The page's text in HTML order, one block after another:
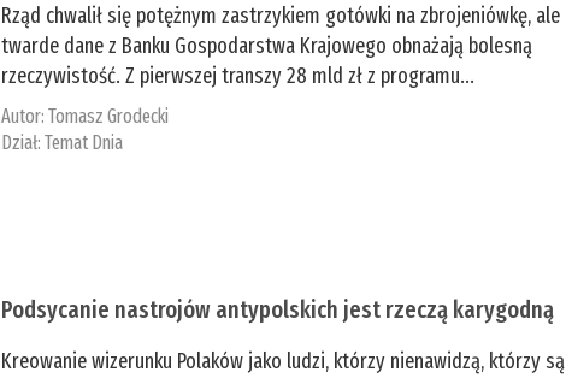
Rząd chwalił się potężnym zastrzykiem gotówki na zbrojeniówkę, ale
twarde dane z Banku Gospodarstwa Krajowego obnażają bolesną
rzeczywistość. Z pierwszej transzy 28 mld zł z programu...
Autor:Tomasz Grodecki
Dział:Temat Dnia
Podsycanie nastrojów antypolskich jest rzeczą karygodną
Kreowanie wizerunku Polaków jako ludzi, którzy nienawidzą, którzy są